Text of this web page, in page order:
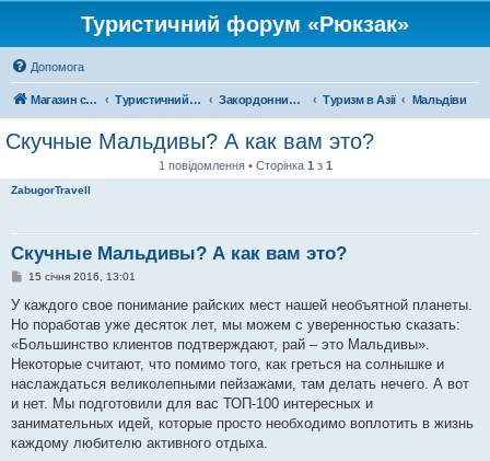
Туристичний форум «Рюкзак»
Допомога
Магазин спорядження Туристичний форум «Рюкзак» Закордонний туризм Туризм в Азії Мальдіви
Скучные Мальдивы? А как вам это?
1 повідомлення • Сторінка 1 з 1
ZabugorTravell
Скучные Мальдивы? А как вам это?
П
в
д
о
л
е
н
я
15 січня 2016, 13:01
У каждого свое понимание райских мест нашей необъятной планеты.
Но поработав уже десяток лет, мы можем с уверенностью сказать:
«Большинство клиентов подтверждают, рай – это Мальдивы».
Некоторые считают, что помимо того, как греться на солнышке и
наслаждаться великолепными пейзажами, там делать нечего. А вот
и нет. Мы подготовили для вас ТОП-100 интересных и
занимательных идей, которые просто необходимо воплотить в жизнь
каждому любителю активного отдыха.